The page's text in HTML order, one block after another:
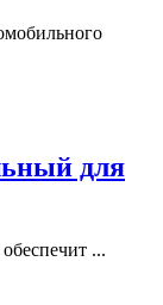
для
...